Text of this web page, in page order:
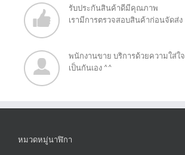
รับประกันสินค้าดีมีคุณภาพ
เรามีการตรวจสอบสินค้าก่อนจัดส่ง
พนักงานขาย บริการด้วยความใส่ใจ
เป็นกันเอง ^^
หมวดหมู่นาฬิกา